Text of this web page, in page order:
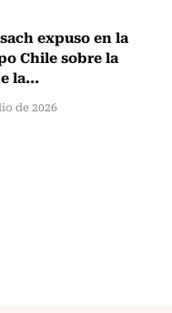
expuso en la
Chile sobre la
la...
de 2026